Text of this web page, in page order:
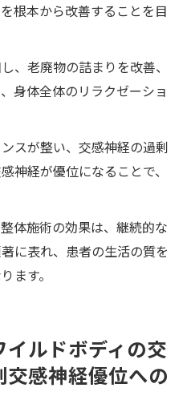
根本から改善することを目
、老廃物の詰まりを改善、
身体全体のリラクゼーショ
スが整い、交感神経の過剰
神経が優位になることで、
体施術の効果は、継続的な
に表れ、患者の生活の質を
ます。
ルドボディの交
感神経優位への